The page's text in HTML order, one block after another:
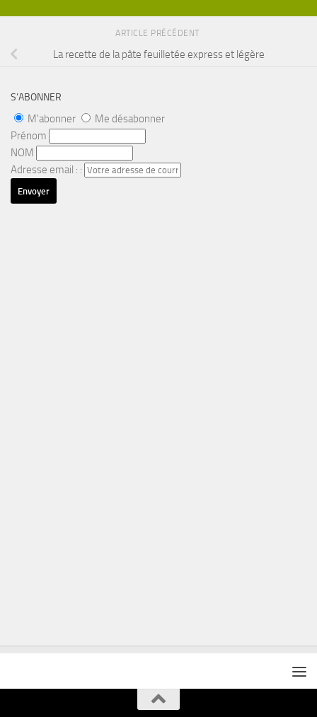
ARTICLE PRÉCÉDENT
La recette de la pâte feuilletée express et légère
S’ABONNER
M'abonner
Me désabonner
Prénom
NOM
Adresse email : :